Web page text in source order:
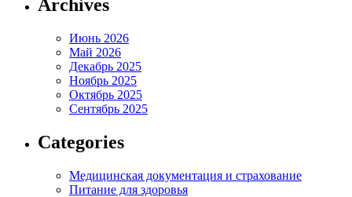
Archives
Июнь 2026
Май 2026
Декабрь 2025
Ноябрь 2025
Октябрь 2025
Сентябрь 2025
Categories
Медицинская документация и страхование
Питание для здоровья